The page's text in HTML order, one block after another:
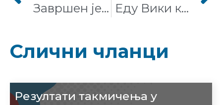
Завршен је уређивачки маратон поводом Светског дана избеглица! Еду Вики камп 2023 – на окупу у Сремским Карловцима
Слични чланци
Резултати такмичења у